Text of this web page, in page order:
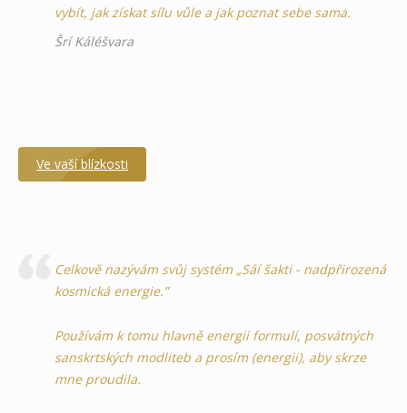
vybít, jak získat sílu vůle a jak poznat sebe sama.
Šrí Káléšvara
Ve vaší blízkosti
Celkově nazývám svůj systém „Sáí šakti - nadpřirozená
kosmická energie.”
Používám k tomu hlavně energii formulí, posvátných
sanskrtských modliteb a prosím (energii), aby skrze
mne proudila.